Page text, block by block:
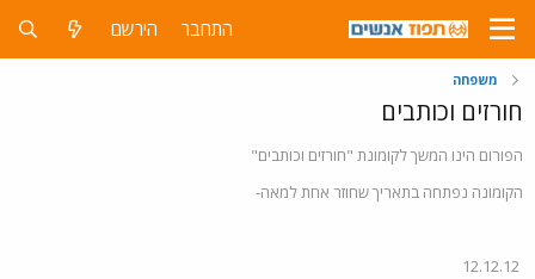
התחבר הירשם
משפחה
חורזים וכותבים
הפורום הינו המשך לקומונת "חורזים וכותבים"
הקומונה נפתחה בתאריך שחוזר אחת למאה-